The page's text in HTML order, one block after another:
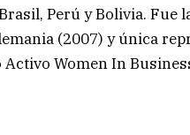
Perú y Bolivia. Fue
(2007) y única
Women In